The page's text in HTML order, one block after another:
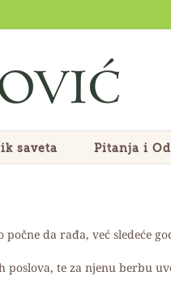
saveta Pitanja i
da rađa, već sledeće
te za njenu berbu